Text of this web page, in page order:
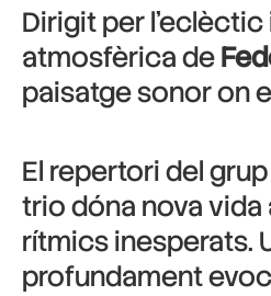
Dirigit per
atmosfèrica de
paisatge sonor on
El repertori del
trio dóna nova
rítmics inesperats.
profundament